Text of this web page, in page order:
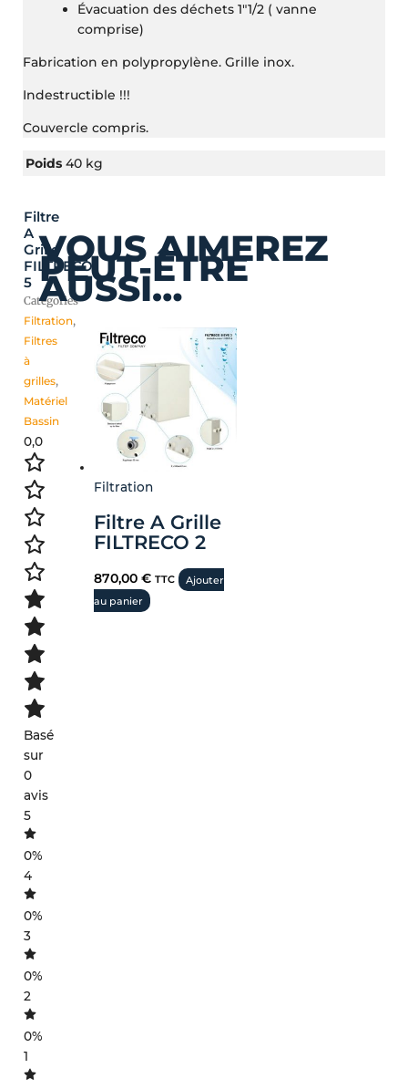
Évacuation des déchets 1″1/2 ( vanne
comprise)
Fabrication en polypropylène. Grille inox.
Indestructible !!!
Couvercle compris.
Poids 40 kg
Filtre
A
Grille
FILTRECO
5
Catégories
Filtration,
Filtres
à
grilles,
Matériel
Bassin
0,0
Basé
sur
0
avis
5
0%
4
0%
3
0%
2
0%
1
VOUS AIMEREZ
PEUT-ÊTRE
AUSSI…
Filtration
Filtre A Grille
FILTRECO 2
870,00 € TTC
Ajouter
au panier